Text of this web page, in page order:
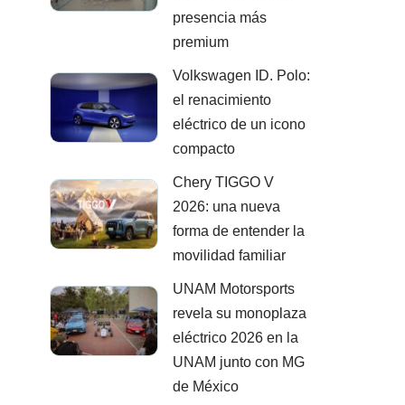
presencia más
premium
Volkswagen ID. Polo:
el renacimiento
eléctrico de un icono
compacto
Chery TIGGO V
2026: una nueva
forma de entender la
movilidad familiar
UNAM Motorsports
revela su monoplaza
eléctrico 2026 en la
UNAM junto con MG
de México